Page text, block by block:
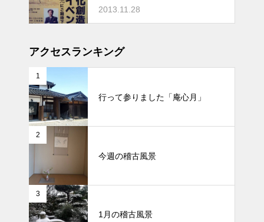
2013.11.28
アクセスランキング
1
行って参りました「庵心月」
2
今週の稽古風景
3
1月の稽古風景